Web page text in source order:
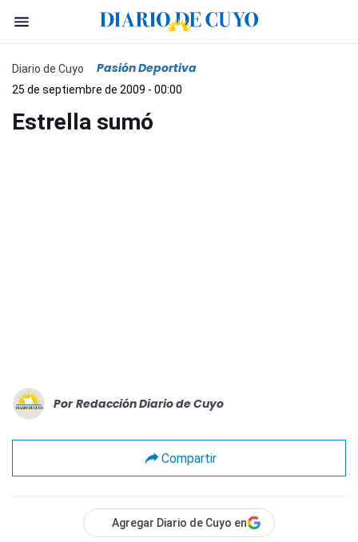
Diario de Cuyo Pasión Deportiva
25 de septiembre de 2009 - 00:00
Estrella sumó
Por Redacción Diario de Cuyo
Compartir
Agregar Diario de Cuyo en